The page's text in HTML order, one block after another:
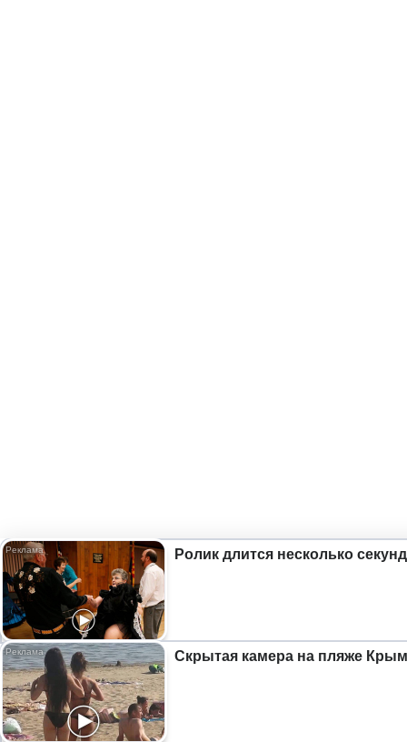
Ролик длится несколько
Скрытая камера на пляже